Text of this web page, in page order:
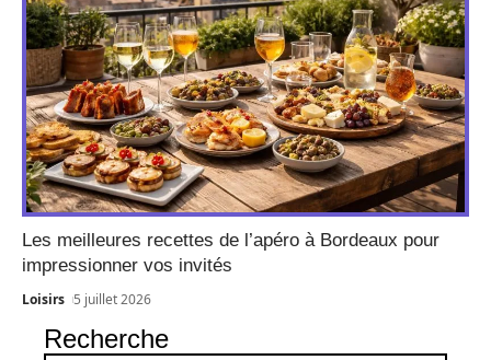
Les meilleures recettes de l’apéro à Bordeaux pour
impressionner vos invités
Loisirs 5 juillet 2026
Recherche